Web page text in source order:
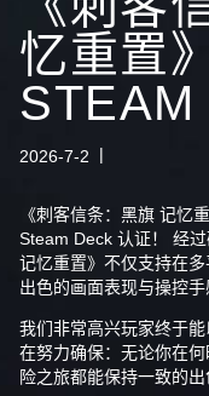
2026-7-2
忆重置
《刺客信条：黑旗 记忆
Steam Deck 认证！ 经
记忆重置》不仅支持在
出色的画面表现与操控手
我们非常高兴玩家终于
在努力确保：无论你在
险之旅都能保持一致的出